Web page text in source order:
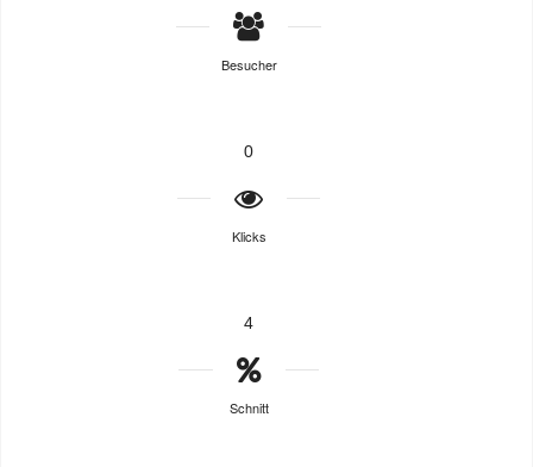
Besucher
0
Klicks
4
Schnitt